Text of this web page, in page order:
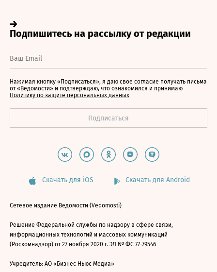
Нажимая кнопку «Подписаться», я даю свое согласие получать письма
от «Ведомости» и подтверждаю, что ознакомился и принимаю
Политику по защите персональных данных
Скачать для iOS Скачать для Android
Сетевое издание Ведомости (Vedomosti)
Решение Федеральной службы по надзору в сфере связи,
информационных технологий и массовых коммуникаций
(Роскомнадзор) от 27 ноября 2020 г. ЭЛ № ФС 77-79546
Учредитель: АО «Бизнес Ньюс Медиа»